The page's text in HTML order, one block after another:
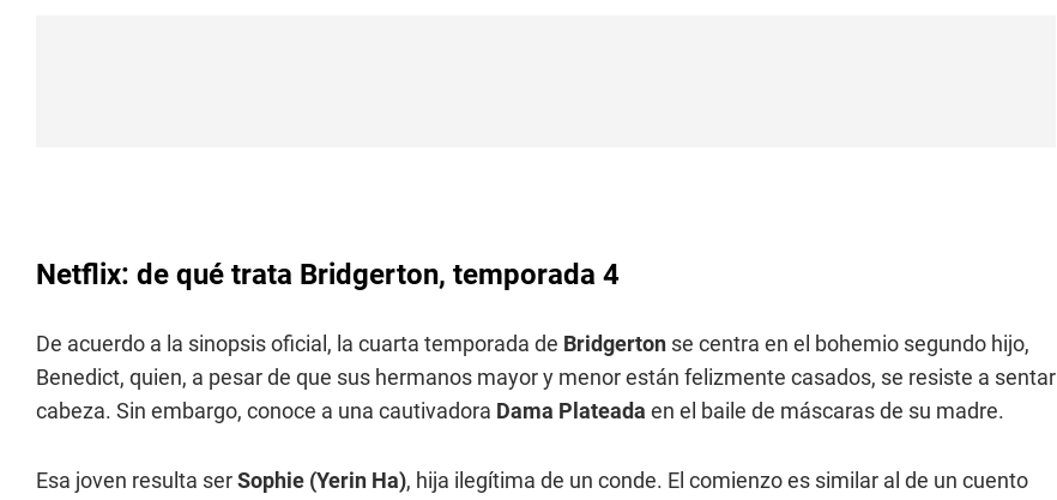
Netflix: de qué trata Bridgerton, temporada 4
De acuerdo a la sinopsis oficial, la cuarta temporada de Bridgerton se centra en el bohemio segundo hijo,
Benedict, quien, a pesar de que sus hermanos mayor y menor están felizmente casados, se resiste a sentar
cabeza. Sin embargo, conoce a una cautivadora Dama Plateada en el baile de máscaras de su madre.
Esa joven resulta serSophie (Yerin Ha), hija ilegítima de un conde. El comienzo es similar al de un cuento